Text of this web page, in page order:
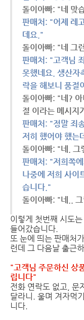
돌이아빠: "네 맞
판매처: "어제 레
데요."
돌이아빠: "네 그
판매처: "고객님
못했네요. 생산자
락을 해보니 품절
돌이아빠: "네?
절 이라는 메시지
판매처: "정말 죄
저히 했어야 했는
돌이아빠: "네. 그
판매처: "저희쪽
나중에 저희 사이
습니다."
돌이아빠: "네..
이렇게 첫번째 시도
들어갔습니다.
또 눈에 띄는 판매처
런데 그 다음날 출근
"고객님 주문하신 상
립니다"
전화 연락도 없고, 문
달라니. 울며 겨자먹
니다.